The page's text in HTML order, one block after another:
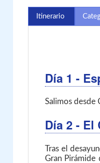
Itinerario
Día 1 -
Salimos desde
Día 2 - El
Tras el
Gran Pirámide